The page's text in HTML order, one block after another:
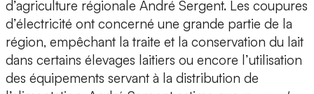
d’agriculture régionale André Sergent. Les coupures
d’électricité ont concerné une grande partie de la
région, empêchant la traite et la conservation du lait
dans certains élevages laitiers ou encore l’utilisation
des équipements servant à la distribution de